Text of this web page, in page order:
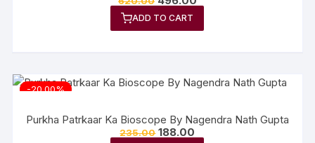
Rated
out of 5
ADD TO CART
-20.00%
Purkha Patrkaar Ka Bioscope By Nagendra Nath Gupta
235.00 188.00